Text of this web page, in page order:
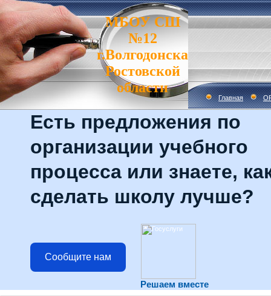
МБОУ СШ
№12
г.Волгодонска
Ростовской
области
Главная
Есть предложения по
организации учебного
процесса или знаете,
сделать школу лучше?
Сообщите нам
Решаем вместе